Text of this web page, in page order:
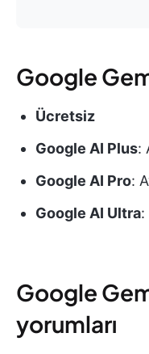
Google
Ücretsiz
Google AI Plus:
Google AI Pro:
Google AI Ultra:
Google
yorumları